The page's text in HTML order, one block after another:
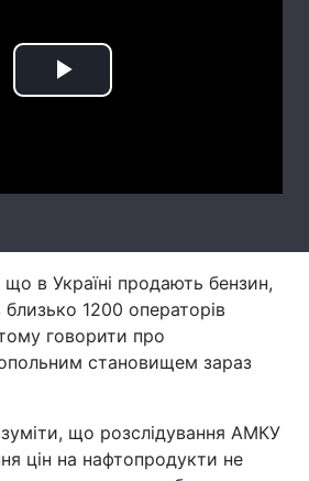
Play
в Україні продають бензин,
1200 операторів
говорити про
становищем зараз
що розслідування АМКУ
цін на нафтопродукти не